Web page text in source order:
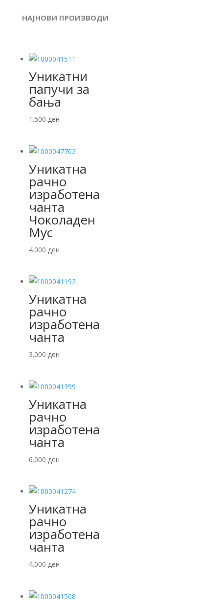
НАЈНОВИ ПРОИЗВОДИ
Уникатни
папучи за
бања
1.500 ден
Уникатна
рачно
изработена
чанта
Чоколаден
Мус
4.000 ден
Уникатна
рачно
изработена
чанта
3.000 ден
Уникатна
рачно
изработена
чанта
6.000 ден
Уникатна
рачно
изработена
чанта
4.000 ден